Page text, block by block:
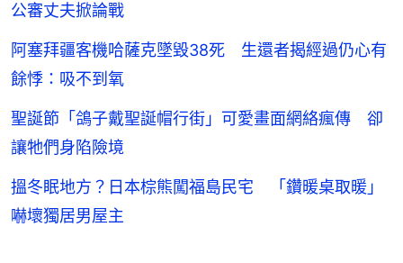
公審丈夫掀論戰
阿塞拜疆客機哈薩克墜毀38死 生還者揭經過仍心有
餘悸：吸不到氧
聖誕節「鴿子戴聖誕帽行街」可愛畫面網絡瘋傳 卻
讓牠們身陷險境
搵冬眠地方？日本棕熊闖福島民宅 「鑽暖桌取暖」
嚇壞獨居男屋主